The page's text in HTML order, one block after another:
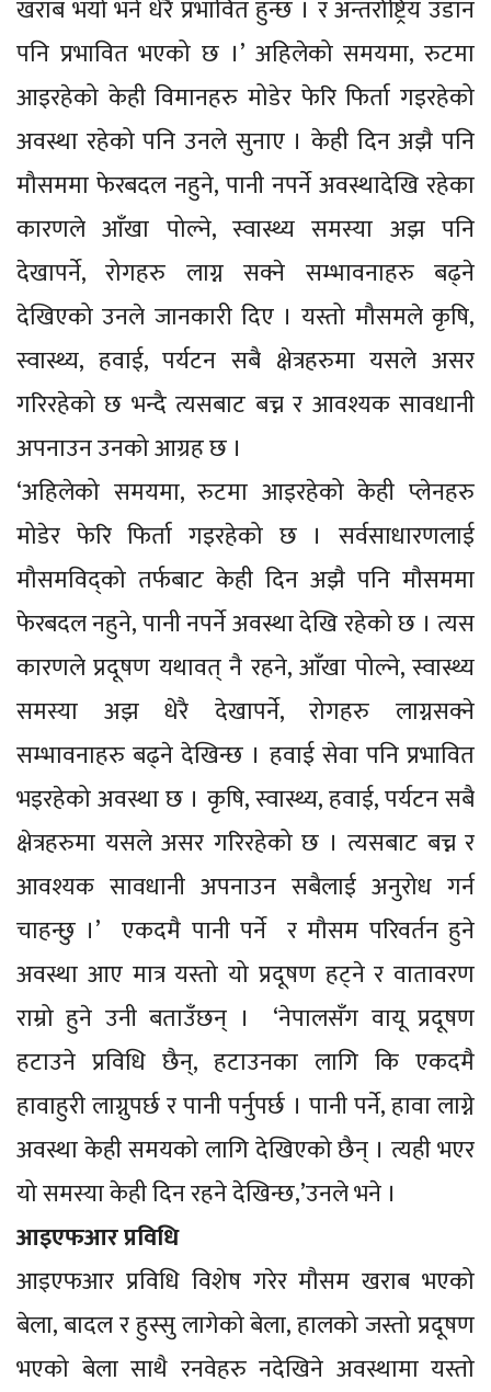
खराब भयो भने धेरै प्रभावित हुन्छ । र अन्तर्राष्ट्रिय उडान
पनि प्रभावित भएको छ ।’ अहिलेको समयमा, रुटमा
आइरहेको केही विमानहरु मोडेर फेरि फिर्ता गइरहेको
अवस्था रहेको पनि उनले सुनाए । केही दिन अझै पनि
मौसममा फेरबदल नहुने, पानी नपर्ने अवस्थादेखि रहेका
कारणले आँखा पोल्ने, स्वास्थ्य समस्या अझ पनि
देखापर्ने, रोगहरु लाग्न सक्ने सम्भावनाहरु बढ्ने
देखिएको उनले जानकारी दिए । यस्तो मौसमले कृषि,
स्वास्थ्य, हवाई, पर्यटन सबै क्षेत्रहरुमा यसले असर
गरिरहेको छ भन्दै त्यसबाट बच्न र आवश्यक सावधानी
अपनाउन उनको आग्रह छ ।
‘अहिलेको समयमा, रुटमा आइरहेको केही प्लेनहरु
मोडेर फेरि फिर्ता गइरहेको छ । सर्वसाधारणलाई
मौसमविद्को तर्फबाट केही दिन अझै पनि मौसममा
फेरबदल नहुने, पानी नपर्ने अवस्था देखि रहेको छ । त्यस
कारणले प्रदूषण यथावत् नै रहने, आँखा पोल्ने, स्वास्थ्य
समस्या अझ धेरै देखापर्ने, रोगहरु लाग्नसक्ने
सम्भावनाहरु बढ्ने देखिन्छ । हवाई सेवा पनि प्रभावित
भइरहेको अवस्था छ । कृषि, स्वास्थ्य, हवाई, पर्यटन सबै
क्षेत्रहरुमा यसले असर गरिरहेको छ । त्यसबाट बच्न र
आवश्यक सावधानी अपनाउन सबैलाई अनुरोध गर्न
चाहन्छु ।’ एकदमै पानी पर्ने र मौसम परिवर्तन हुने
अवस्था आए मात्र यस्तो यो प्रदूषण हट्ने र वातावरण
राम्रो हुने उनी बताउँछन् । ‘नेपालसँग वायू प्रदूषण
हटाउने प्रविधि छैन्, हटाउनका लागि कि एकदमै
हावाहुरी लाग्नुपर्छ र पानी पर्नुपर्छ । पानी पर्ने, हावा लाग्ने
अवस्था केही समयको लागि देखिएको छैन् । त्यही भएर
यो समस्या केही दिन रहने देखिन्छ,’उनले भने ।
आइएफआर प्रविधि
आइएफआर प्रविधि विशेष गरेर मौसम खराब भएको
बेला, बादल र हुस्सु लागेको बेला, हालको जस्तो प्रदूषण
भएको बेला साथै रनवेहरु नदेखिने अवस्थामा यस्तो